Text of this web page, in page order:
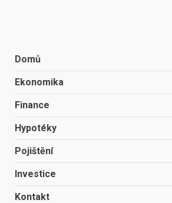
Domů
Ekonomika
Finance
Hypotéky
Pojištění
Investice
Kontakt